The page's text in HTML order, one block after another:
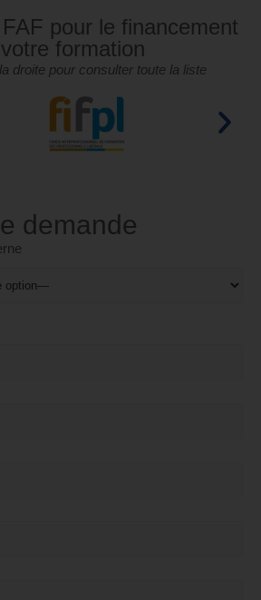
pour le financement
formation
droite pour consulter toute la liste
demande